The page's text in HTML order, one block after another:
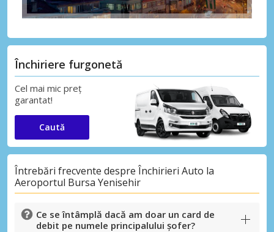
Închiriere furgonetă
Cel mai mic preț
garantat!
Caută
Întrebări frecvente despre Închirieri Auto la
Aeroportul Bursa Yenisehir
Ce se întâmplă dacă am doar un card de
debit pe numele principalului șofer?